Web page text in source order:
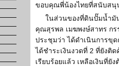
ขอบคุณพี่น้องไทยที่สนับสนุ
ในส่วนของที่ดินปั๊มน้ำมั
คุณสุรพล เมฆพงษ์สาทร กร
ประชุมว่า ได้ดำเนินการขุ
ได้ชำระเงินงวดที่ 2 ที่ยังติ
เรียบร้อยแล้ว เหลือเงินที่ยั